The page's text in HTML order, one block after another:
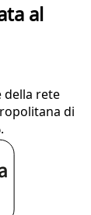
al
della rete
di